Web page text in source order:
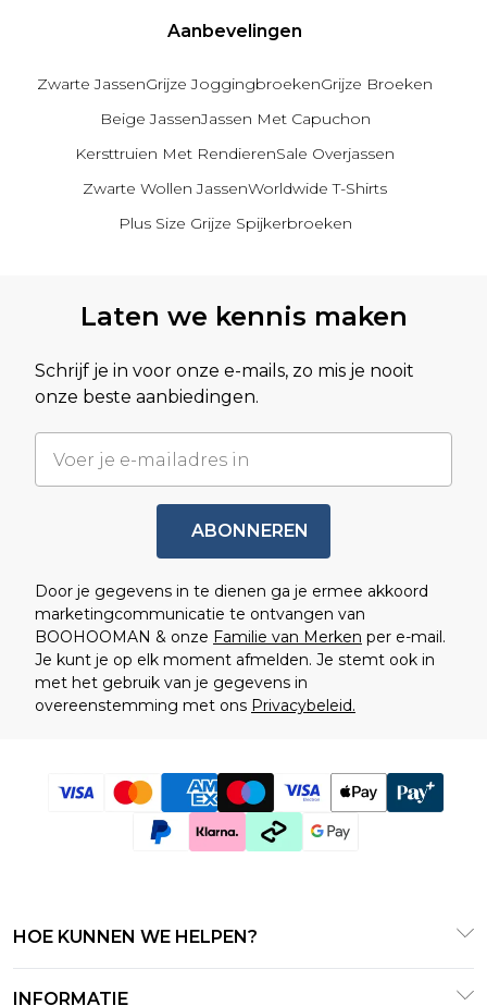
Aanbevelingen
Zwarte JassenGrijze JoggingbroekenGrijze Broeken
Beige JassenJassen Met Capuchon
Kersttruien Met RendierenSale Overjassen
Zwarte Wollen JassenWorldwide T-Shirts
Plus Size Grijze Spijkerbroeken
Laten we kennis maken
Schrijf je in voor onze e-mails, zo mis je nooit
onze beste aanbiedingen.
ABONNEREN
Door je gegevens in te dienen ga je ermee akkoord
marketingcommunicatie te ontvangen van
BOOHOOMAN & onze Familie van Merken per e-mail.
Je kunt je op elk moment afmelden. Je stemt ook in
met het gebruik van je gegevens in
overeenstemming met ons Privacybeleid.
HOE KUNNEN WE HELPEN?
INFORMATIE